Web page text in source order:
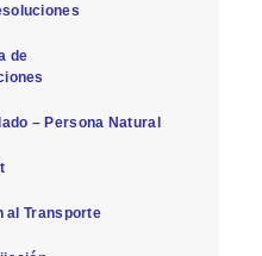
de
– Persona Natural
al Transporte